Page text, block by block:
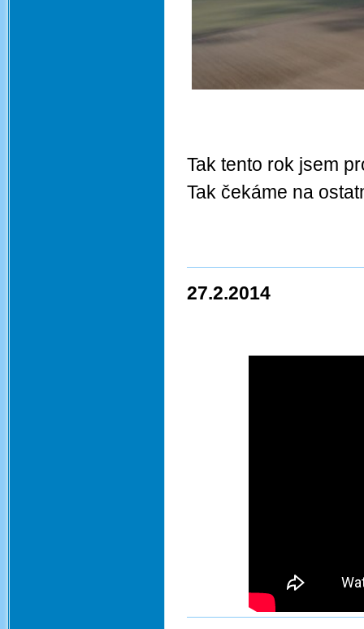
Tak tento rok jsem
Tak čekáme na
27.2.2014